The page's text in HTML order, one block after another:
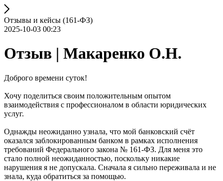
Отзывы и кейсы (161-ФЗ)
2025-10-03 00:23
Отзыв | Макаренко О.Н.
Доброго времени суток!
Хочу поделиться своим положительным опытом
взаимодействия с профессионалом в области юридических
услуг.
Однажды неожиданно узнала, что мой банковский счёт
оказался заблокированным банком в рамках исполнения
требований Федерального закона № 161-ФЗ. Для меня это
стало полной неожиданностью, поскольку никакие
нарушения я не допускала. Сначала я сильно переживала и не
знала, куда обратиться за помощью.